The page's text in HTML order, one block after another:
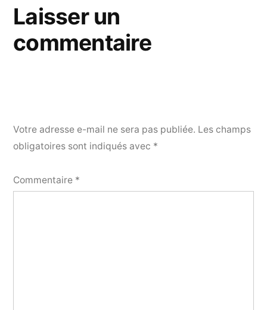
Laisser un
commentaire
Votre adresse e-mail ne sera pas publiée. Les champs
obligatoires sont indiqués avec *
Commentaire *